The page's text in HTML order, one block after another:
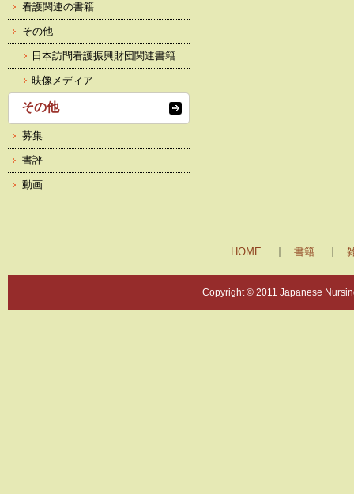
看護関連の書籍
その他
日本訪問看護振興財団関連書籍
映像メディア
その他
募集
書評
動画
HOME 書籍
Copyright © 2011 Japanese